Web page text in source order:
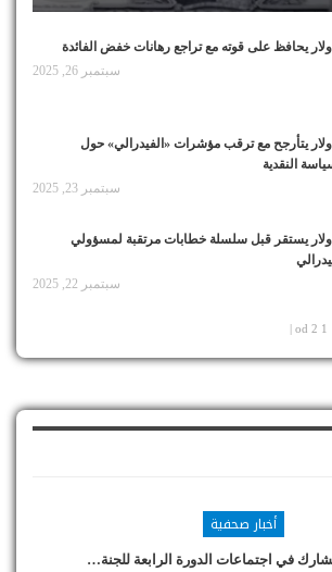
يحافظ على قوته مع تراجع رهانات خفض الفائدة
سبتمبر 26, 2025
يتأرجح مع ترقب مؤشرات «الفيدرالي» حول
النقدية
سبتمبر 23, 2025
يستقر قبل سلسلة خطابات مرتقبة لمسؤولي
سبتمبر 22, 2025
1 od 2 |
أخبار صحفية
في اجتماعات الدورة الرابعة للجنة…